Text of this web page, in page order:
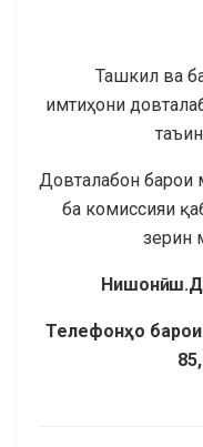
Ташкил ва
имтиҳони
Довталабон барои
ба комиссияи
зерин
Нишонӣ:
Телефонҳо барои